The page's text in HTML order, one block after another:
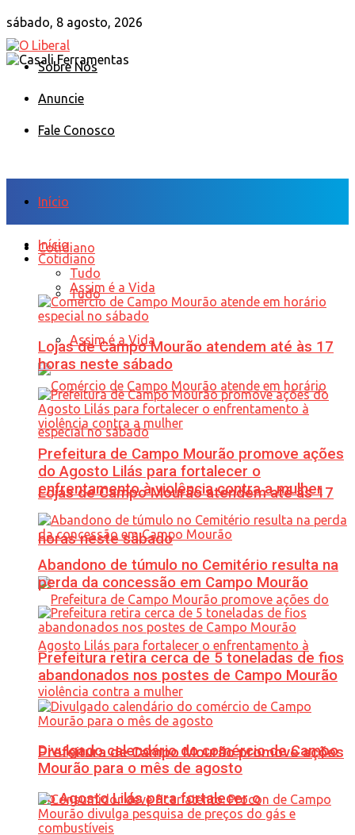
sábado, 8 agosto, 2026
Sobre Nós
Anuncie
Fale Conosco
Início
Cotidiano
Tudo
Assim é a Vida
Lojas de Campo Mourão atendem até às 17
horas neste sábado
Prefeitura de Campo Mourão promove ações
do Agosto Lilás para fortalecer o
Início
Cotidiano
Tudo
Assim é a Vida
Lojas de Campo Mourão atendem até às 17
horas neste sábado
Prefeitura de Campo Mourão promove ações
do Agosto Lilás para fortalecer o
enfrentamento à violência contra a mulher
Abandono de túmulo no Cemitério resulta na
perda da concessão em Campo Mourão
Prefeitura retira cerca de 5 toneladas de fios
abandonados nos postes de Campo Mourão
Divulgado calendário do comércio de Campo
Mourão para o mês de agosto